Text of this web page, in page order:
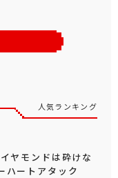
人気ランキング
ヤモンドは砕けな
ートアタック